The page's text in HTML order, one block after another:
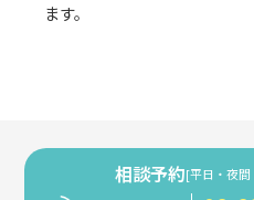
ます。
相談予約[平日・夜